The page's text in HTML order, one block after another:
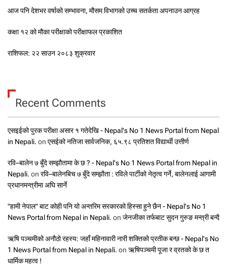
आज पनि देशभर वर्षाको सम्भावना, मौसम विभागको उच्च सतर्कता अपनाउन आग्रह
कक्षा १२ को मौका परीक्षाको परीक्षाफल प्रकाशित
राशिफल: २२ साउन २०८३ शुक्रवार
Recent Comments
एसइईको पुरक परीक्षा असार १ गतेदेखि - Nepal's No 1 News Portal from Nepal
in Nepali. on एसईको नतिजा सार्वजनिक, ६५.९८ प्रतिशत विद्यार्थी उत्तीर्ण
रवि–बालेन ७ बुँदे सम्झौतामा के छ ? - Nepal's No 1 News Portal from Nepal in
Nepali. on रवि–बालेनबिच ७ बुँदे सम्झौता : रविले पार्टीको नेतृत्व गर्ने, बालेनलाई आगामी
प्रधानमन्त्रीमा अघि सार्ने
"हामी नेपाल" बाट कोही पनि यो अन्तरिम सरकारको हिस्सा हुने छैन - Nepal's No 1
News Portal from Nepal in Nepali. on जेनजीका तर्फबाट सुदन गुरुङ मन्त्री बन्दै
ऋषि पञ्चमीको अनौठो रहस्य: जहाँ महिनावारी नारी शक्तिको प्रतीक बन्छ - Nepal's No
1 News Portal from Nepal in Nepali. on ऋषिपञ्चमी पूजा र व्रतको के छ त
धार्मिक महत्व !